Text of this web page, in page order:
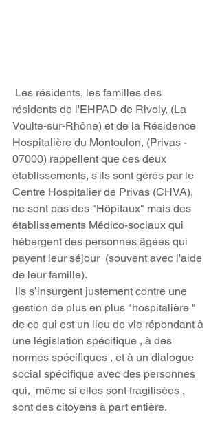
résidents de l'EHPAD de Rivoly, (La
Voulte-sur-Rhône) et de la Résidence
Hospitalière du Montoulon, (Privas -
07000) rappellent que ces deux
établissements, s'ils sont gérés par le
Centre Hospitalier de Privas (CHVA),
ne sont pas des "Hôpitaux" mais des
établissements Médico-sociaux qui
hébergent des personnes âgées qui
payent leur séjour  (souvent avec l'aide
de leur famille).
gestion de plus en plus "hospitalière "
de ce qui est un lieu de vie répondant à
une législation spécifique , à des
normes spécifiques , et à un dialogue
social spécifique avec des personnes
qui,  même si elles sont fragilisées ,
sont des citoyens à part entière.